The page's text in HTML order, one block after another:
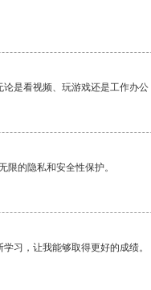
是看视频、玩游戏还是工作办
限的隐私和安全性保护。
习，让我能够取得更好的成绩。